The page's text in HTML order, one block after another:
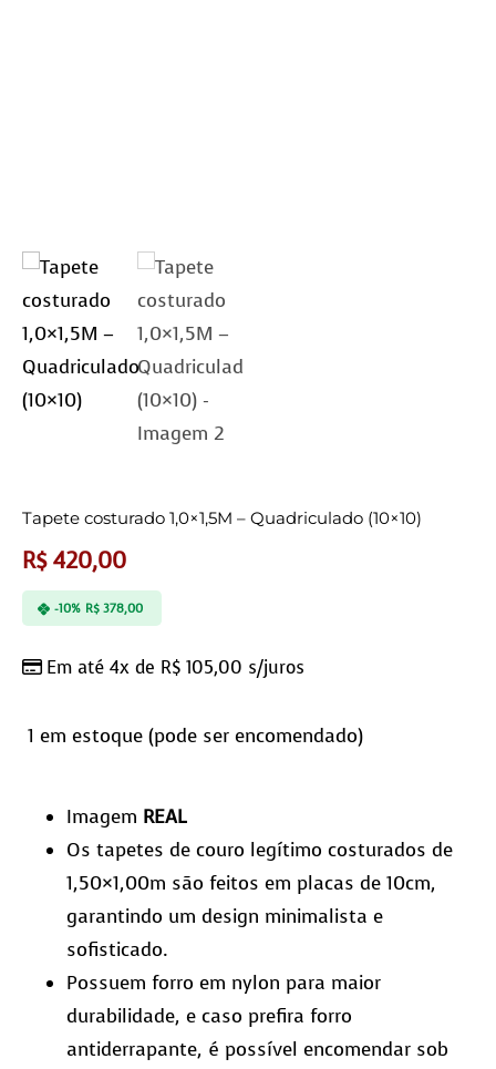
Tapete costurado 1,0×1,5M – Quadriculado (10×10)
R$420,00
Em até 4x de R$ 105,00 s/juros
-10% R$378,00
1 em estoque (pode ser encomendado)
Imagem REAL
Os tapetes de couro legítimo costurados de
1,50×1,00m são feitos em placas de 10cm,
garantindo um design minimalista e
sofisticado.
Possuem forro em nylon para maior
durabilidade, e caso prefira forro
antiderrapante, é possível encomendar sob